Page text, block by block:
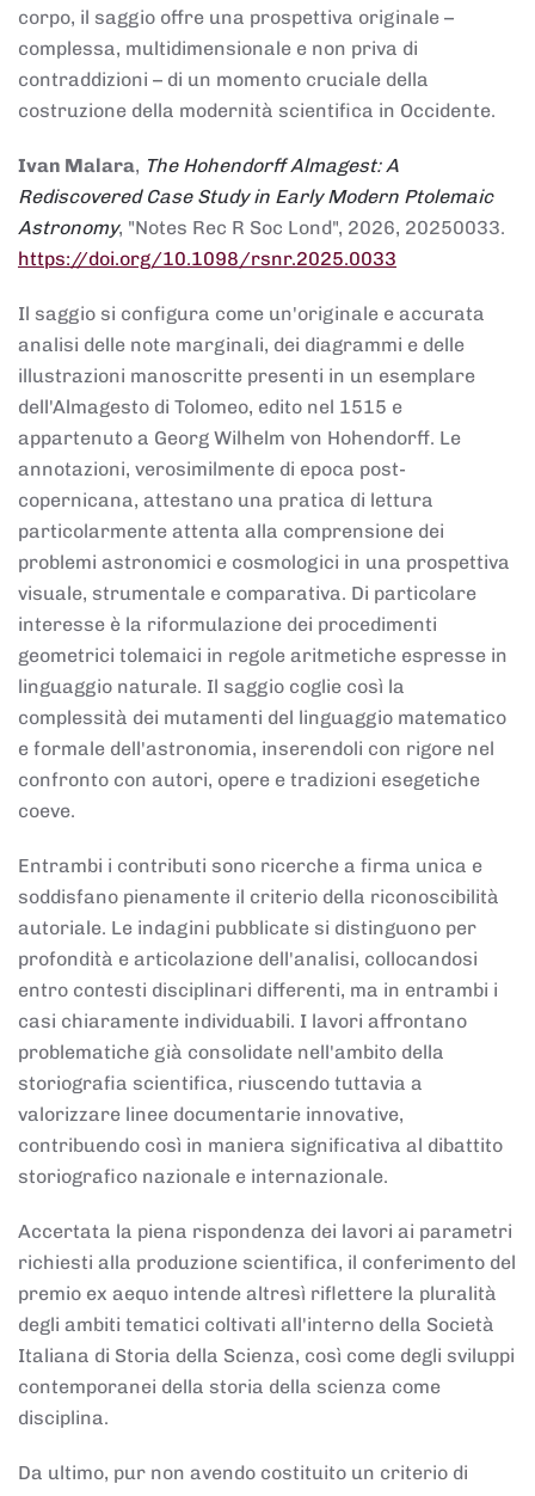
corpo, il saggio offre una prospettiva originale –
complessa, multidimensionale e non priva di
contraddizioni – di un momento cruciale della
costruzione della modernità scientifica in Occidente.
Ivan Malara, The Hohendorff Almagest: A
Rediscovered Case Study in Early Modern Ptolemaic
Astronomy, "Notes Rec R Soc Lond", 2026, 20250033.
https://doi.org/10.1098/rsnr.2025.0033
Il saggio si configura come un'originale e accurata
analisi delle note marginali, dei diagrammi e delle
illustrazioni manoscritte presenti in un esemplare
dell'Almagesto di Tolomeo, edito nel 1515 e
appartenuto a Georg Wilhelm von Hohendorff. Le
annotazioni, verosimilmente di epoca post-
copernicana, attestano una pratica di lettura
particolarmente attenta alla comprensione dei
problemi astronomici e cosmologici in una prospettiva
visuale, strumentale e comparativa. Di particolare
interesse è la riformulazione dei procedimenti
geometrici tolemaici in regole aritmetiche espresse in
linguaggio naturale. Il saggio coglie così la
complessità dei mutamenti del linguaggio matematico
e formale dell'astronomia, inserendoli con rigore nel
confronto con autori, opere e tradizioni esegetiche
coeve.
Entrambi i contributi sono ricerche a firma unica e
soddisfano pienamente il criterio della riconoscibilità
autoriale. Le indagini pubblicate si distinguono per
profondità e articolazione dell'analisi, collocandosi
entro contesti disciplinari differenti, ma in entrambi i
casi chiaramente individuabili. I lavori affrontano
problematiche già consolidate nell'ambito della
storiografia scientifica, riuscendo tuttavia a
valorizzare linee documentarie innovative,
contribuendo così in maniera significativa al dibattito
storiografico nazionale e internazionale.
Accertata la piena rispondenza dei lavori ai parametri
richiesti alla produzione scientifica, il conferimento del
premio ex aequo intende altresì riflettere la pluralità
degli ambiti tematici coltivati all'interno della Società
Italiana di Storia della Scienza, così come degli sviluppi
contemporanei della storia della scienza come
disciplina.
Da ultimo, pur non avendo costituito un criterio di